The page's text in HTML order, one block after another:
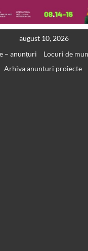
august 10, 2026
– anunțuri
Locuri de
Arhiva anunturi proiecte